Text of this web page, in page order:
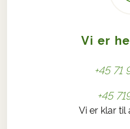
Vi er
+45 71
+45
Vi er klar